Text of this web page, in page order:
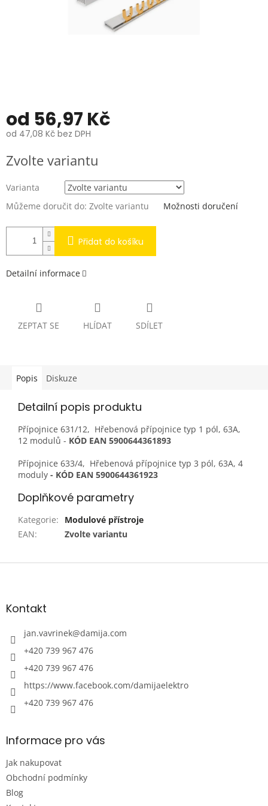
od 56,97 Kč
od 47,08 Kč bez DPH
cena:
Zvolte variantu
Varianta
Můžeme doručit do: Zvolte variantu Možnosti doručení
Přidat do košíku
Detailní informace
ZEPTAT SE HLÍDAT SDÍLET
Popis Diskuze
Detailní popis produktu
Přípojnice 631/12, Hřebenová přípojnice typ 1 pól, 63A,
12 modulů - KÓD EAN 5900644361893
Přípojnice 633/4, Hřebenová přípojnice typ 3 pól, 63A, 4
moduly - KÓD EAN 5900644361923
Doplňkové parametry
Kategorie:
Modulové přístroje
EAN: Zvolte variantu
Z
aKontakt
jan.vavrinek@damija.com
+420 739 967 476
+420 739 967 476
https://www.facebook.com/damijaelektro
+420 739 967 476
Informace pro vás
Jak nakupovat
Obchodní podmínky
Blog